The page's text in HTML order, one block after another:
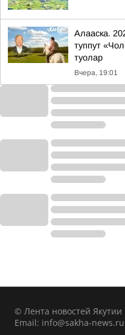
Алааска.
туппут
туолар
Вчера, 19:01
© Лента новостей Якутии
Email: info@sakha-news.ru